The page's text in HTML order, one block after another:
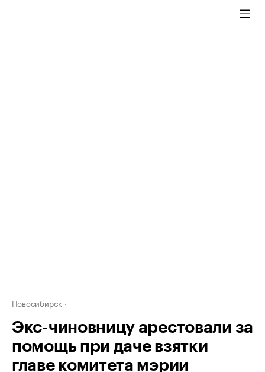
Новосибирск
Экс-чиновницу арестовали за
помощь при даче взятки
главе комитета мэрии